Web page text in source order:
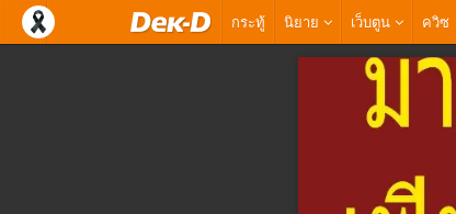
กระทู้ นิยาย เว็บตูน ควิซ